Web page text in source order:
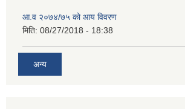
आ.व २०७४/७५ को आय विवरण
मिति: 08/27/2018 - 18:38
अन्य